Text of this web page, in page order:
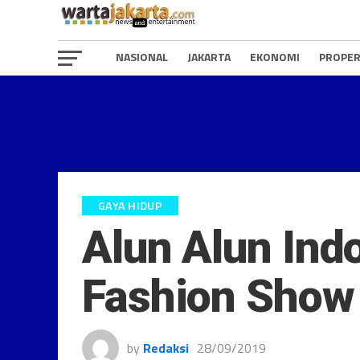
NASIONAL JAKARTA EKONOMI
GAYA HIDUP
Alun Alun
Fashion
by Redaksi 28/09/2019